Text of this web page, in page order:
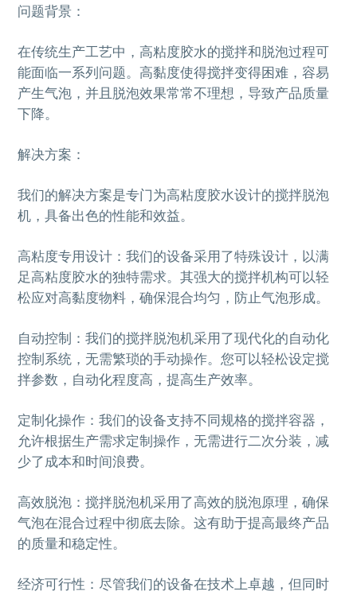
问题背景：
在传统生产工艺中，高粘度胶水的搅拌和脱泡过程可
能面临一系列问题。高黏度使得搅拌变得困难，容易
产生气泡，并且脱泡效果常常不理想，导致产品质量
下降。
解决方案：
我们的解决方案是专门为高粘度胶水设计的搅拌脱泡
机，具备出色的性能和效益。
高粘度专用设计：我们的设备采用了特殊设计，以满
足高粘度胶水的独特需求。其强大的搅拌机构可以轻
松应对高黏度物料，确保混合均匀，防止气泡形成。
自动控制：我们的搅拌脱泡机采用了现代化的自动化
控制系统，无需繁琐的手动操作。您可以轻松设定搅
拌参数，自动化程度高，提高生产效率。
定制化操作：我们的设备支持不同规格的搅拌容器，
允许根据生产需求定制操作，无需进行二次分装，减
少了成本和时间浪费。
高效脱泡：搅拌脱泡机采用了高效的脱泡原理，确保
气泡在混合过程中彻底去除。这有助于提高最终产品
的质量和稳定性。
经济可行性：尽管我们的设备在技术上卓越，但同时